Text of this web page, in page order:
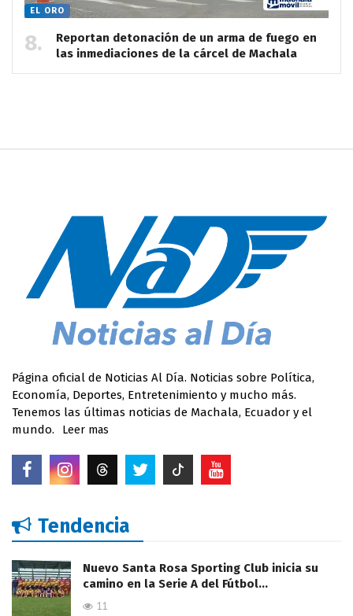
EL ORO
Reportan detonación de un arma de fuego en
las inmediaciones de la cárcel de Machala
Página oficial de Noticias Al Día. Noticias sobre Política,
Economía, Deportes, Entretenimiento y mucho más.
Tenemos las últimas noticias de Machala, Ecuador y el
mundo.
Leer mas
Tendencia
Nuevo Santa Rosa Sporting Club inicia su
camino en la Serie A del Fútbol…
11